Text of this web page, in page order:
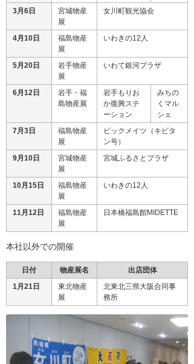
3月6日
宮城物産
展
女川町観光協会
4月10日
福島物産
展
いわきの12人
5月20日
岩手物産
展
いわて銀河プラザ
6月12日
岩手・福
島物産展
岩手もりお
か復興ステ
ーション
みちの
くマル
シェ
7月3日
福島物産
展
ビックメイツ（キビタ
ン号）
9月10日
宮城物産
展
宮城ふるさとプラザ
10月15日
福島物産
展
いわきの12人
11月12日
福島物産
展
日本橋福島館MIDETTE
本社以外での開催
日付 物産展名
出店団体
1月21日
東北物産
展
北東北三県大阪合同事
務所